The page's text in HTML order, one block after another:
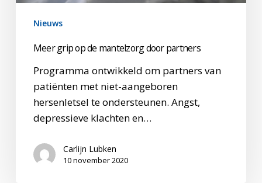
Nieuws
Meer grip op de mantelzorg door partners
Programma ontwikkeld om partners van
patiënten met niet-aangeboren
hersenletsel te ondersteunen. Angst,
depressieve klachten en…
Carlijn Lubken
10 november 2020